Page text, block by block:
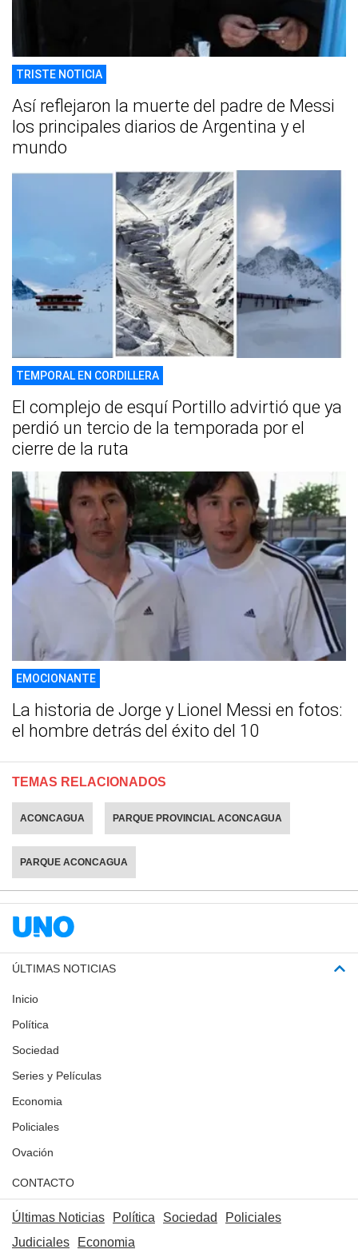
TRISTE NOTICIA
Así reflejaron la muerte del padre de Messi
los principales diarios de Argentina y el
mundo
TEMPORAL EN CORDILLERA
El complejo de esquí Portillo advirtió que ya
perdió un tercio de la temporada por el
cierre de la ruta
EMOCIONANTE
La historia de Jorge y Lionel Messi en fotos:
el hombre detrás del éxito del 10
TEMAS RELACIONADOS
ACONCAGUA PARQUE PROVINCIAL ACONCAGUA
PARQUE ACONCAGUA
ÚLTIMAS NOTICIAS
Inicio
Política
Sociedad
Series y Películas
Economia
Policiales
Ovación
CONTACTO
Últimas Noticias Política Sociedad
Policiales
Judiciales
Economia